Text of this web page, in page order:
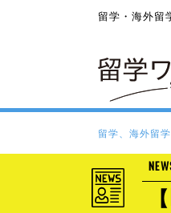
留学・海外留
留学、海外留